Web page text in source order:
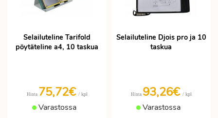
Selailuteline Tarifold
pöytäteline a4, 10 taskua
Hinta 75,72€ / kpl
Varastossa
Selailuteline Djois pro ja 10
taskua
Hinta 93,26€ / kpl
Varastossa